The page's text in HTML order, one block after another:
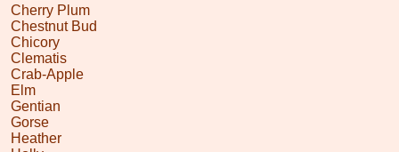
Cherry Plum
Chestnut Bud
Chicory
Clematis
Crab-Apple
Elm
Gentian
Gorse
Heather